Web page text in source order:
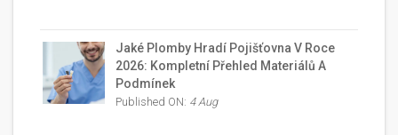
Jaké Plomby Hradí Pojišťovna V Roce
2026: Kompletní Přehled Materiálů A
Podmínek
Published ON: 4 Aug